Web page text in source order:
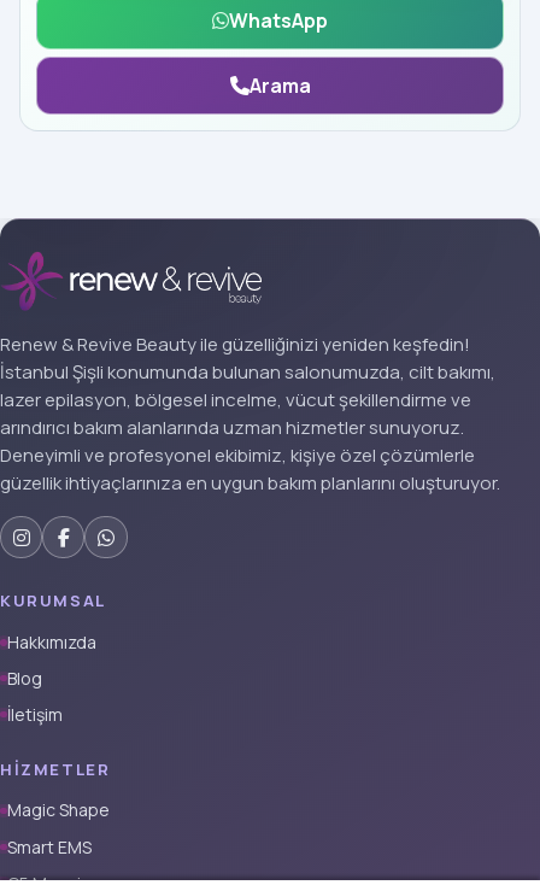
WhatsApp
Arama
Renew & Revive Beauty ile güzelliğinizi yeniden keşfedin!
İstanbul Şişli konumunda bulunan salonumuzda, cilt bakımı,
lazer epilasyon, bölgesel incelme, vücut şekillendirme ve
arındırıcı bakım alanlarında uzman hizmetler sunuyoruz.
Deneyimli ve profesyonel ekibimiz, kişiye özel çözümlerle
güzellik ihtiyaçlarınıza en uygun bakım planlarını oluşturuyor.
KURUMSAL
Hakkımızda
Blog
İletişim
HIZMETLER
Magic Shape
Smart EMS